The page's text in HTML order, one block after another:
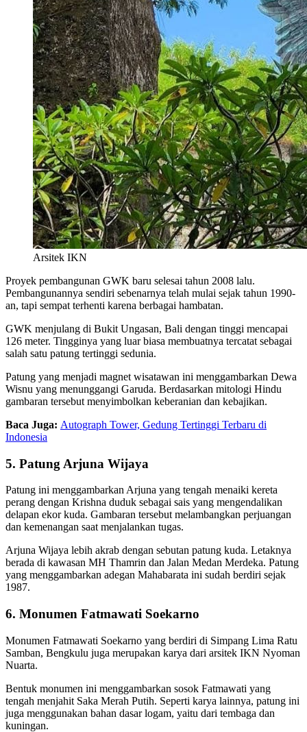
Arsitek IKN
Proyek pembangunan GWK baru selesai tahun 2008 lalu.
Pembangunannya sendiri sebenarnya telah mulai sejak tahun 1990-
an, tapi sempat terhenti karena berbagai hambatan.
GWK menjulang di Bukit Ungasan, Bali dengan tinggi mencapai
126 meter. Tingginya yang luar biasa membuatnya tercatat sebagai
salah satu patung tertinggi sedunia.
Patung yang menjadi magnet wisatawan ini menggambarkan Dewa
Wisnu yang menunggangi Garuda. Berdasarkan mitologi Hindu
gambaran tersebut menyimbolkan keberanian dan kebajikan.
Baca Juga: Autograph Tower, Gedung Tertinggi Terbaru di
Indonesia
5. Patung Arjuna Wijaya
Patung ini menggambarkan Arjuna yang tengah menaiki kereta
perang dengan Krishna duduk sebagai sais yang mengendalikan
delapan ekor kuda. Gambaran tersebut melambangkan perjuangan
dan kemenangan saat menjalankan tugas.
Arjuna Wijaya lebih akrab dengan sebutan patung kuda. Letaknya
berada di kawasan MH Thamrin dan Jalan Medan Merdeka. Patung
yang menggambarkan adegan Mahabarata ini sudah berdiri sejak
1987.
6. Monumen Fatmawati Soekarno
Monumen Fatmawati Soekarno yang berdiri di Simpang Lima Ratu
Samban, Bengkulu juga merupakan karya dari arsitek IKN Nyoman
Nuarta.
Bentuk monumen ini menggambarkan sosok Fatmawati yang
tengah menjahit Saka Merah Putih. Seperti karya lainnya, patung ini
juga menggunakan bahan dasar logam, yaitu dari tembaga dan
kuningan.